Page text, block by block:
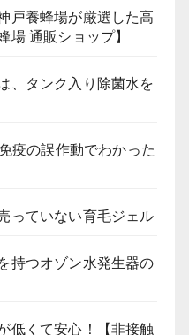
戸養蜂場が厳選した高
場 通販ショップ】
、タンク入り除菌水を
疫の誤作動でわかった
っていない育毛ジェル
持つオゾン水発生器の
低くて安心！【非接触